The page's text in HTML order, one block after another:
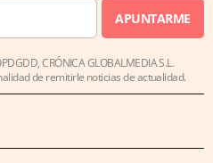
APUNTARME
CRÓNICA GLOBALMEDIA S.L.
de remitirle noticias de actualidad.